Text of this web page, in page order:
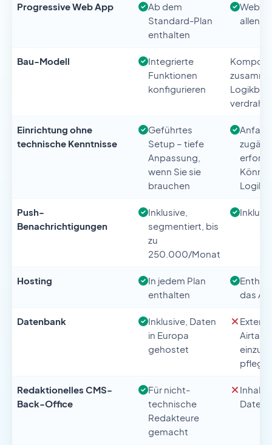
Progressive Web App
Ab dem
Standard-Plan
enthalten
Web-
allen
Bau-Modell
Integrierte
Funktionen
konfigurieren
Einrichtung ohne
technische Kenntnisse
Geführtes
Setup – tiefe
Anpassung,
wenn Sie sie
brauchen
Logik
Push-
Benachrichtigungen
Inklusive,
segmentiert, bis
zu
250.000/Monat
Hosting
In jedem Plan
enthalten
das
Datenbank
Inklusive, Daten
in Europa
gehostet
Extern
Redaktionelles CMS-
Back-Office
Für nicht-
technische
Redakteure
gemacht
Inhalte